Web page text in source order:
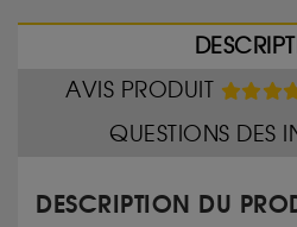
AVIS PRODUIT
QUESTIONS DES
DESCRIPTION DU